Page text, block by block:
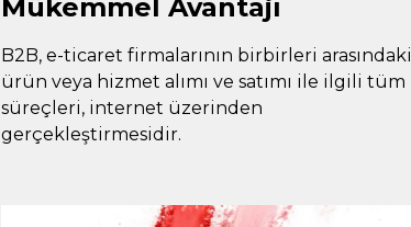
Mükemmel Avantajı
B2B, e-ticaret firmalarının birbirleri arasındaki
ürün veya hizmet alımı ve satımı ile ilgili tüm
süreçleri, internet üzerinden
gerçekleştirmesidir.